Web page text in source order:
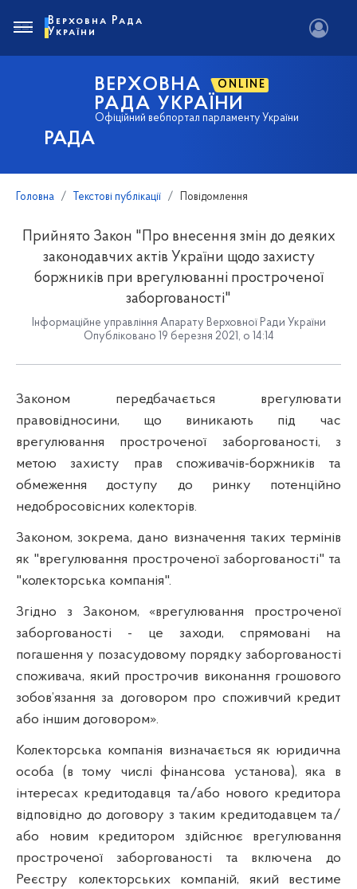
РАДА
ВЕРХОВНА ONLINE
РАДА УКРАЇНИ
Офіційний вебпортал парламенту України
Верховна Рада
України
Головна Текстові публікації Повідомлення
Прийнято Закон "Про внесення змін до деяких
законодавчих актів України щодо захисту
боржників при врегулюванні простроченої
заборгованості"
Інформаційне управління Апарату Верховної Ради України
Опубліковано 19 березня 2021, о 14:14
Законом передбачається врегулювати
правовідносини, що виникають під час
врегулювання простроченої заборгованості, з
метою захисту прав споживачів-боржників та
обмеження доступу до ринку потенційно
недобросовісних колекторів.
Законом, зокрема, дано визначення таких термінів
як "врегулювання простроченої заборгованості" та
"колекторська компанія".
Згідно з Законом, «врегулювання простроченої
заборгованості - це заходи, спрямовані на
погашення у позасудовому порядку заборгованості
споживача, який прострочив виконання грошового
зобов’язання за договором про споживчий кредит
або іншим договором».
Колекторська компанія визначається як юридична
особа (в тому числі фінансова установа), яка в
інтересах кредитодавця та/або нового кредитора
відповідно до договору з таким кредитодавцем та/
або новим кредитором здійснює врегулювання
простроченої заборгованості та включена до
Реєстру колекторських компаній, який вестиме